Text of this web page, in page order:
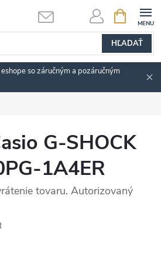
HĽADAŤ
KOŠÍK
so záručným a pozáručným
G-SHOCK
1A4ER
tovaru. Autorizovaný